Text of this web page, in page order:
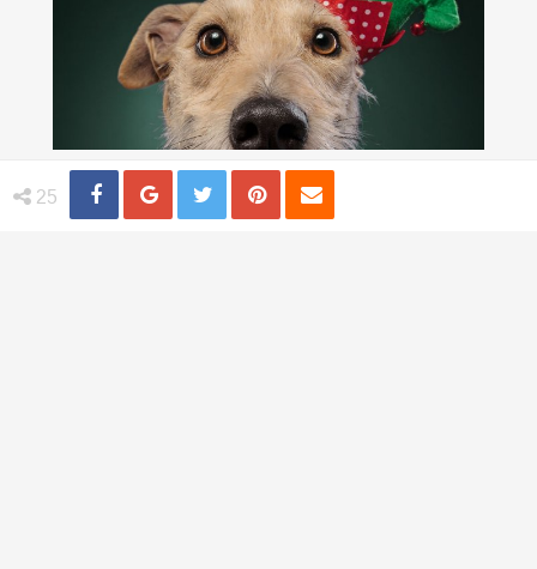
25 Share Distribuie
Tweet Pin
Cel mai bun prieten al omului, in ipostaze
festive